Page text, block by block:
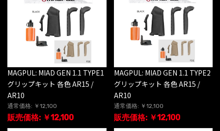
MAGPUL: MIAD GEN 1.1 TYPE1
グリップキット 各色 AR15 /
AR10
通常価格: ￥12,100
販売価格: ￥12,100
MAGPUL: MIAD GEN 1.1 TYPE2
グリップキット 各色 AR15 /
AR10
通常価格: ￥12,100
販売価格: ￥12,100